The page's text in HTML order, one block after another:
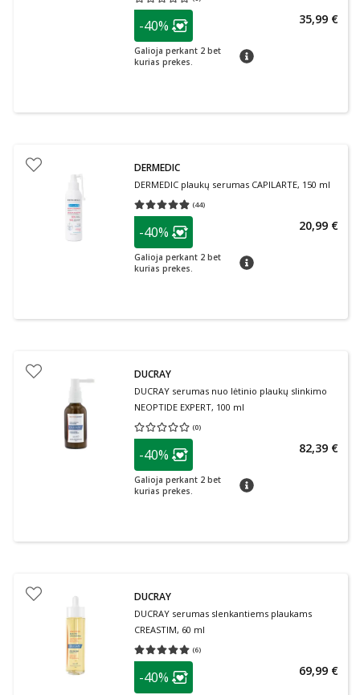
patarimas
Lojalumo klubo narių nuolaida
-40%
Galioja perkant 2 bet
kurias prekes.
patarimas
35,99 €
DERMEDIC
DERMEDIC plaukų serumas CAPILARTE, 150 ml
(44)
Vidutinis įvertinimas 4.84
patarimas
Lojalumo klubo narių nuolaida
-40%
Galioja perkant 2 bet
kurias prekes.
patarimas
20,99 €
DUCRAY
DUCRAY serumas nuo lėtinio plaukų slinkimo
NEOPTIDE EXPERT, 100 ml
(0)
Vidutinis įvertinimas 0.00
patarimas
Lojalumo klubo narių nuolaida
-40%
Galioja perkant 2 bet
kurias prekes.
patarimas
82,39 €
DUCRAY
DUCRAY serumas slenkantiems plaukams
CREASTIM, 60 ml
(6)
Vidutinis įvertinimas 5.00
patarimas
Lojalumo klubo narių nuolaida
-40% 69,99 €